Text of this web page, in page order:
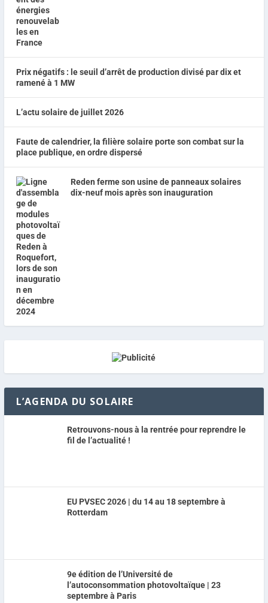
Prix négatifs : le seuil d’arrêt de production divisé par dix et
ramené à 1 MW
L’actu solaire de juillet 2026
Faute de calendrier, la filière solaire porte son combat sur la
place publique, en ordre dispersé
Reden ferme son usine de panneaux solaires
dix-neuf mois après son inauguration
L’AGENDA DU SOLAIRE
Retrouvons-nous à la rentrée pour reprendre le
fil de l’actualité !
EU PVSEC 2026 | du 14 au 18 septembre à
Rotterdam
9e édition de l’Université de
l’autoconsommation photovoltaïque | 23
septembre à Paris